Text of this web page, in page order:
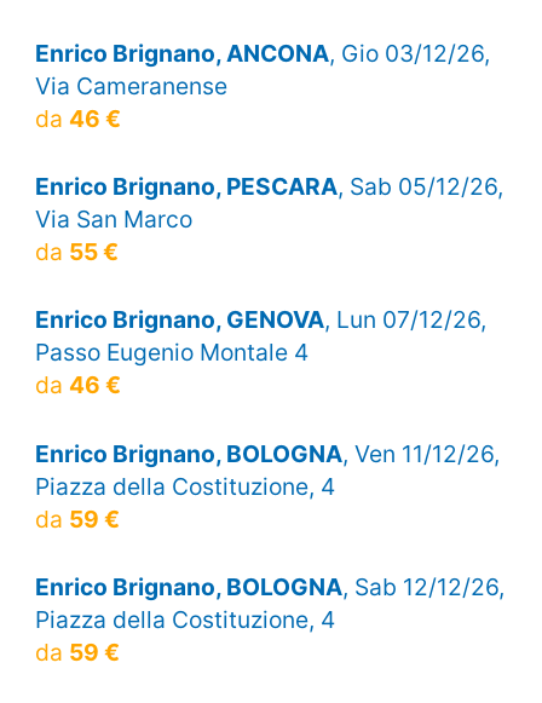
Enrico Brignano, ANCONA, Gio 03/12/26,
Via Cameranense
da 46 €
Enrico Brignano, PESCARA, Sab 05/12/26,
Via San Marco
da 55 €
Enrico Brignano, GENOVA, Lun 07/12/26,
Passo Eugenio Montale 4
da 46 €
Enrico Brignano, BOLOGNA, Ven 11/12/26,
Piazza della Costituzione, 4
da 59 €
Enrico Brignano, BOLOGNA, Sab 12/12/26,
Piazza della Costituzione, 4
da 59 €